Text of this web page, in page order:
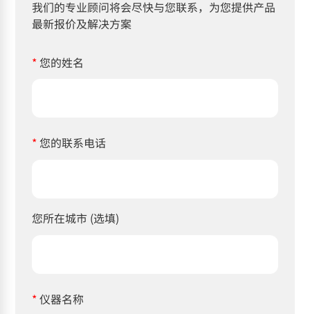
我们的专业顾问将会尽快与您联系，为您提供产品
最新报价及解决方案
*您的姓名
*您的联系电话
您所在城市 (选填)
*仪器名称